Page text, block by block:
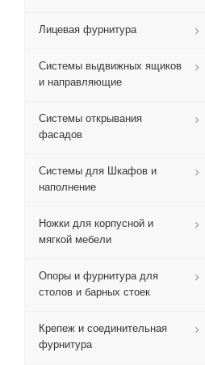
Лицевая фурнитура
Системы выдвижных ящиков
и направляющие
Системы открывания
фасадов
Системы для Шкафов и
наполнение
Ножки для корпусной и
мягкой мебели
Опоры и фурнитура для
столов и барных стоек
Крепеж и соединительная
фурнитура